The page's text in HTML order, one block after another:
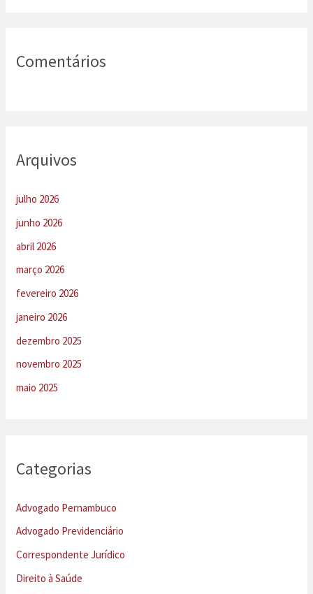
Comentários
Arquivos
julho 2026
junho 2026
abril 2026
março 2026
fevereiro 2026
janeiro 2026
dezembro 2025
novembro 2025
maio 2025
Categorias
Advogado Pernambuco
Advogado Previdenciário
Correspondente Jurídico
Direito à Saúde